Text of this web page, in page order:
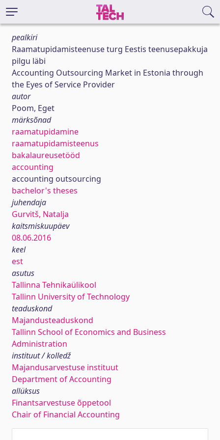
pealkiri
Raamatupidamisteenuse turg Eestis teenusepakkuja
pilgu läbi
Accounting Outsourcing Market in Estonia through
the Eyes of Service Provider
autor
Poom, Eget
märksõnad
raamatupidamine
raamatupidamisteenus
bakalaureusetööd
accounting
accounting outsourcing
bachelor's theses
juhendaja
Gurvitš, Natalja
kaitsmiskuupäev
08.06.2016
keel
est
asutus
Tallinna Tehnikaülikool
Tallinn University of Technology
teaduskond
Majandusteaduskond
Tallinn School of Economics and Business
Administration
instituut / kolledž
Majandusarvestuse instituut
Department of Accounting
allüksus
Finantsarvestuse õppetool
Chair of Financial Accounting